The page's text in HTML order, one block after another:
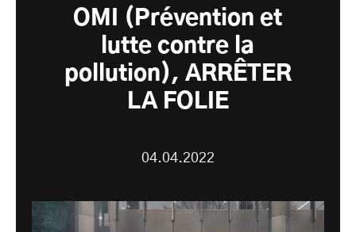
OMI (Prévention et
lutte contre la
pollution), ARRÊTER
LA FOLIE
04.04.2022